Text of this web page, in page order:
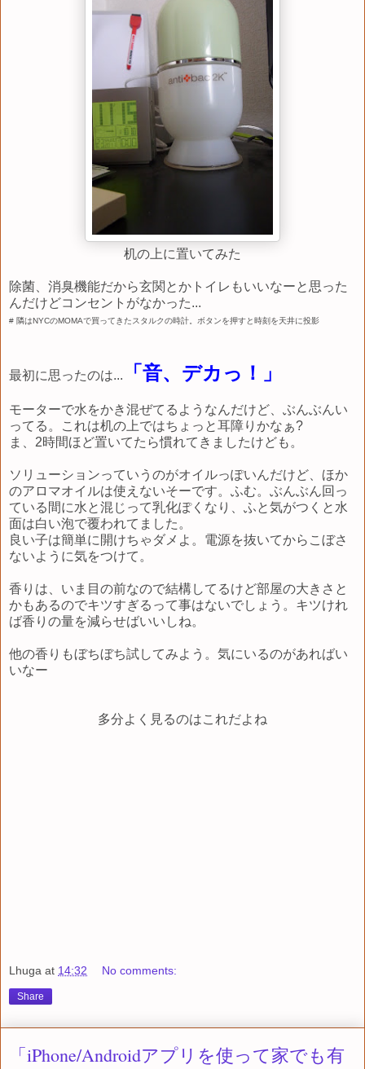
机の上に置いてみた
除菌、消臭機能だから玄関とかトイレもいいなーと思った
んだけどコンセントがなかった...
# 隣はNYCのMOMAで買ってきたスタルクの時計。ボタンを押すと時刻を天井に投影
最初に思ったのは... 「音、デカっ！」
モーターで水をかき混ぜてるようなんだけど、ぶんぶんい
ってる。これは机の上ではちょっと耳障りかなぁ?
ま、2時間ほど置いてたら慣れてきましたけども。
ソリューションっていうのがオイルっぽいんだけど、ほか
のアロマオイルは使えないそーです。ふむ。ぶんぶん回っ
ている間に水と混じって乳化ぽくなり、ふと気がつくと水
面は白い泡で覆われてました。
良い子は簡単に開けちゃダメよ。電源を抜いてからこぼさ
ないように気をつけて。
香りは、いま目の前なので結構してるけど部屋の大きさと
かもあるのでキツすぎるって事はないでしょう。キツけれ
ば香りの量を減らせばいいしね。
他の香りもぼちぼち試してみよう。気にいるのがあればい
いなー
多分よく見るのはこれだよね
Lhuga at 14:32 No comments:
Share
「iPhone/Androidアプリを使って家でも有